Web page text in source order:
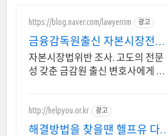
https://blog.naver.com/lawyerrim 광고
금융감독원출신 자본시장전문
가
자본시장법위반 조사. 고도의 전문
성 갖춘 금감원 출신 변호사에게 맡
협업가능
http://helpyou.or.kr 광고
해결방법을 찾을땐 헬프유 다양